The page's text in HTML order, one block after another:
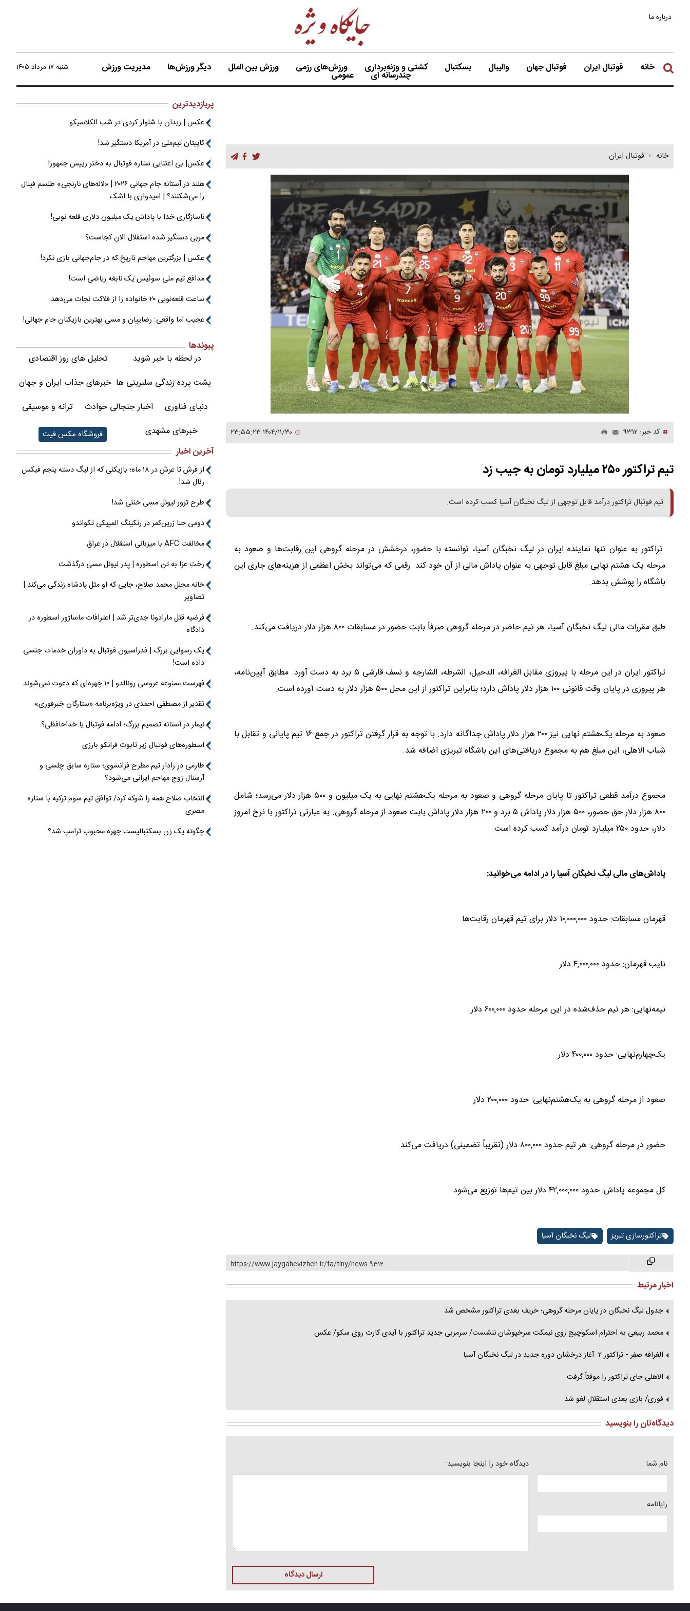
درباره ما
خانه فوتبال ایران فوتبال جهان والیبال بسکتبال کشتی و وزنه‌برداری ورزش‌های رزمی ورزش بین الملل دیگر ورزش‌ها مدیریت ورزش
چندرسانه ای عمومی
شنبه ۱۷ مرداد ۱۴۰۵
خانه فوتبال ایران
کد خبر: 9312
تیم تراکتور ۲۵۰ میلیارد تومان به جیب زد
تیم فوتبال تراکتور درآمد قابل توجهی از لیگ‌ نخبگان آسیا کسب کرده است.
تراکتور به عنوان تنها نماینده ایران در لیگ‌ نخبگان آسیا، توانسته با حضور، درخشش در مرحله گروهی این رقابت‌ها و صعود به
مرحله یک هشتم نهایی مبلغ قابل‌ توجهی به عنوان پاداش مالی از آن خود کند. رقمی که می‌تواند بخش اعظمی از هزینه‌های جاری این
باشگاه را پوشش بدهد.
طبق مقررات مالی لیگ نخبگان آسیا، هر تیم حاضر در مرحله گروهی صرفاً بابت حضور در مسابقات ۸۰۰ هزار دلار دریافت می‌کند.
تراکتور ایران در این مرحله با پیروزی مقابل الغرافه، الدحیل، الشرطه، الشارجه و نسف قارشی ۵ برد به دست آورد. مطابق آیین‌نامه،
هر پیروزی در پایان وقت قانونی ۱۰۰ هزار دلار پاداش دارد؛ بنابراین تراکتور از این محل ۵۰۰ هزار دلار به دست آورده است.
صعود به مرحله یک‌هشتم نهایی نیز ۲۰۰ هزار دلار پاداش جداگانه دارد. با توجه به قرار گرفتن تراکتور در جمع ۱۶ تیم پایانی و تقابل با
شباب الاهلی، این مبلغ هم به مجموع دریافتی‌های این باشگاه تبریزی اضافه شد.
مجموع درآمد قطعی تراکتور تا پایان مرحله گروهی و صعود به مرحله یک‌هشتم نهایی به یک میلیون و ۵۰۰ هزار دلار می‌رسد؛ شامل
۸۰۰ هزار دلار حق حضور، ۵۰۰ هزار دلار پاداش ۵ برد و ۲۰۰ هزار دلار پاداش بابت صعود از مرحله گروهی. به عبارتی تراکتور با نرخ امروز
دلار، حدود ۲۵۰ میلیارد تومان درآمد کسب کرده است‌.
پاداش‌های مالی لیگ نخبگان آسیا را در ادامه می‌خوانید:
قهرمان مسابقات: حدود ۱۰,۰۰۰,۰۰۰ دلار برای تیم قهرمان رقابت‌ها
نایب قهرمان: حدود ۴,۰۰۰,۰۰۰ دلار
نیمه‌نهایی: هر تیم حذف‌شده در این مرحله حدود ۶۰۰,۰۰۰ دلار
یک‌چهارم‌نهایی: حدود ۴۰۰,۰۰۰ دلار
صعود از مرحله گروهی به یک‌هشتم‌نهایی: حدود ۲۰۰,۰۰۰ دلار
حضور در مرحله گروهی: هر تیم حدود ۸۰۰,۰۰۰ دلار (تقریباً تضمینی) دریافت می‌کند
کل مجموعه پاداش: حدود ۴۲,۰۰۰,۰۰۰ دلار بین تیم‌ها توزیع می‌شود
تراکتورسازی تبریز لیگ نخبگان آسیا
https://www.jaygahevizheh.ir/fa/tiny/news-9312
اخبار مرتبط
جدول لیگ نخبگان در پایان مرحله گروهی؛ حریف بعدی تراکتور مشخص شد
محمد ربیعی به احترام اسکوچیچ روی نیمکت سرخپوشان ننشست/ سرمربی جدید تراکتور با آیدی کارت روی سکو/ عکس
الغرافه صفر - تراکتور ۲: آغاز درخشان دوره جدید در لیگ نخبگان آسیا
الاهلی جای تراکتور را موقتاً گرفت
فوری/ بازی بعدی استقلال لغو شد
دیدگاه‌تان را بنویسید
نام شما
رایانامه
دیدگاه خود را اینجا بنویسید:
ارسال دیدگاه
پربازدیدترین
عکس | زیدان با شلوار کردی در شب الکلاسیکو
کاپیتان تیم‌ملی در آمریکا دستگیر شد!
عکس| بی اعتنایی ستاره فوتبال به دختر رییس جمهور!
هلند در آستانه جام جهانی ۲۰۲۶ | «لاله‌های نارنجی» طلسم فینال
را می‌شکنند؟ | امیدواری با اشک
ناسازگاری خدا با پاداش یک میلیون دلاری قلعه نویی!
مربی دستگیر شده استقلال الان کجاست؟
عکس | بزرگترین مهاجم تاریخ که در جام‌جهانی بازی نکرد!
مدافع تیم ملی سوئیس یک نابغه ریاضی است!
ساعت قلعه‌نویی ۲۰ خانواده را از فلاکت نجات می‌دهد
عجیب اما واقعی: رضاییان و مسی بهترین بازیکنان جام جهانی!
پیوندها
در لحظه با خبر شوید
تحلیل های روز اقتصادی
پشت پرده زندگی سلبریتی ها خبرهای جذاب ایران و جهان
دنیای فناوری
اخبار جنجالی حوادث
ترانه و موسیقی
خبرهای مشهدی
فروشگاه مکس فیت
آخرین اخبار
از فرش تا عرش در ۱۸ ماه؛ بازیکنی که از لیگ دسته پنجم فیکس
رئال شد!
طرح ترور لیونل مسی خنثی شد!
دومی حنا زرین‌کمر در رنکینگ المپیکی تکواندو
مخالفت AFC با میزبانی استقلال در عراق
رختِ عزا به تن اسطوره | پدر لیونل مسی درگذشت
خانه مجلل محمد صلاح، جایی که او مثل پادشاه زندگی می‌کند |
تصاویر
فرضیه قتل مارادونا جدی‌تر شد | اعترافات ماساژور اسطوره در
دادگاه
یک رسوایی بزرگ | فدراسیون فوتبال به داوران خدمات جنسی
داده است!
فهرست ممنوعه عروسی رونالدو | ۱۰ چهره‌ای که دعوت نمی‌شوند
تقدیر از مصطفی احمدی در ویژه‌برنامه «ستارگان خبرفوری»
نیمار در آستانه تصمیم بزرگ؛ ادامه فوتبال یا خداحافظی؟
اسطوره‌های فوتبال زیر تابوت فرانکو بارزی
طارمی در رادار تیم مطرح فرانسوی؛ ستاره سابق چلسی و
آرسنال زوج مهاجم ایرانی می‌شود؟
انتخاب صلاح همه را شوکه کرد/ توافق تیم سوم ترکیه با ستاره
مصری
چگونه یک زن بسکتبالیست چهره محبوب ترامپ شد؟